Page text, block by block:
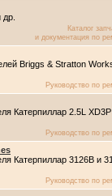
Каталог
и документация по
Briggs & Stratton
Руководство по
Катерпиллар 2.5L XD3P
Руководство по
Катерпиллар 3126B и
Руководство по